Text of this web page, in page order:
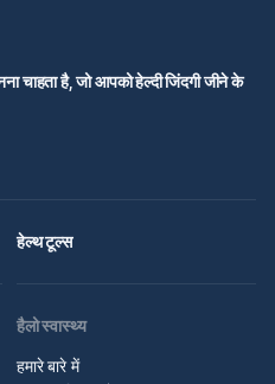
चाहता है, जो आपको हेल्दी जिंदगी जीने के
हेल्थ टूल्स
हैलो स्वास्थ्य
हमारे बारे में